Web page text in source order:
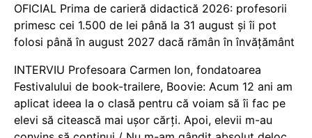
OFICIAL Prima de carieră didactică 2026: profesorii
primesc cei 1.500 de lei până la 31 august și îi pot
folosi până în august 2027 dacă rămân în învățământ
INTERVIU Profesoara Carmen Ion, fondatoarea
Festivalului de book-trailere, Boovie: Acum 12 ani am
aplicat ideea la o clasă pentru că voiam să îi fac pe
elevi să citească mai ușor cărți. Apoi, elevii m-au